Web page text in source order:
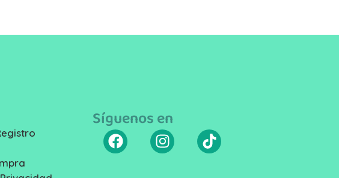
Síguenos en